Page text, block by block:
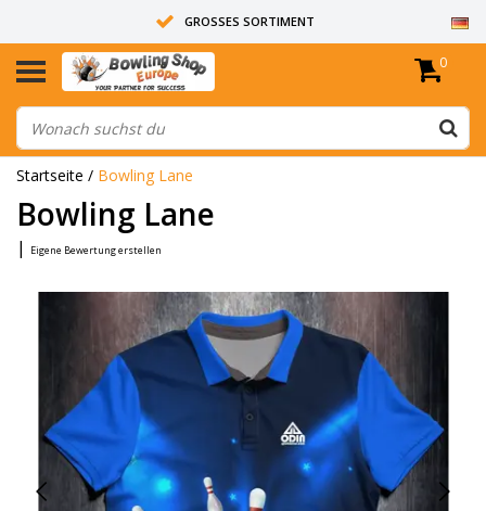
GROSSES SORTIMENT
14 TAGE RÜCKGABERECHT
ALLE BOWLINGKUGELN SIND UNGEBOHRT
0
Startseite / Bowling Lane
Bowling Lane
| Eigene Bewertung erstellen